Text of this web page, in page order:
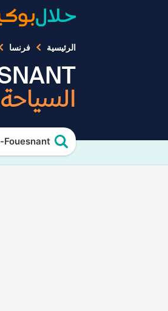
الرئيسية فرنسا
Fouesnant